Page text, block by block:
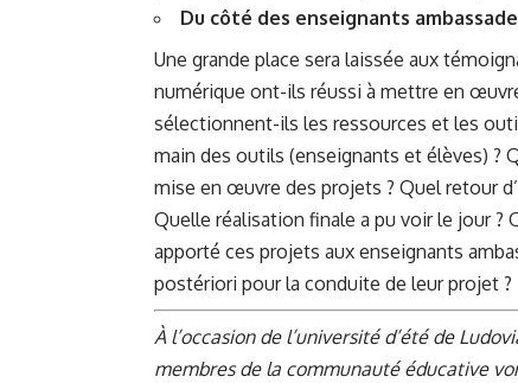
Du côté des enseignants
Une grande place sera laissée aux
numérique ont-ils réussi à mettre en
sélectionnent-ils les ressources et les
main des outils (enseignants et élèves)
mise en œuvre des projets ? Quel retour
Quelle réalisation finale a pu voir le jour ?
apporté ces projets aux enseignants
postériori pour la conduite de leur projet ?
À l’occasion de l’université d’été de
membres de la communauté éducative